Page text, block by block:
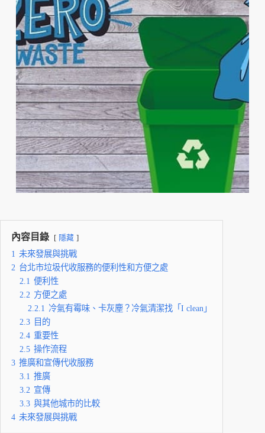
內容目錄 隱藏
1 未來發展與挑戰
2 台北市垃圾代收服務的便利性和方便之處
2.1 便利性
2.2 方便之處
2.2.1 冷氣有霉味、卡灰塵？冷氣清潔找「I clean」
2.3 目的
2.4 重要性
2.5 操作流程
3 推廣和宣傳代收服務
3.1 推廣
3.2 宣傳
3.3 與其他城市的比較
4 未來發展與挑戰